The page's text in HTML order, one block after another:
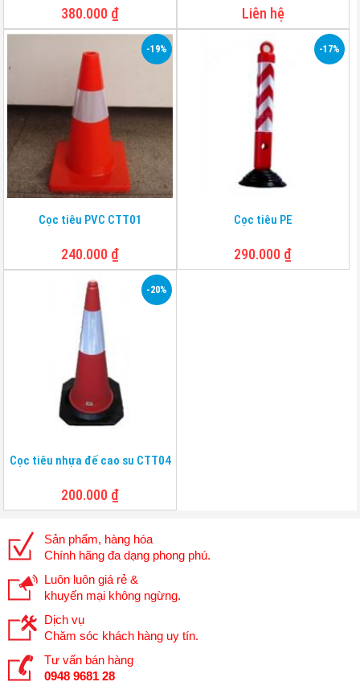
380.000 ₫ Liên hệ
-19%
Cọc tiêu PVC CTT01
240.000 ₫
-17%
Cọc tiêu PE
290.000 ₫
-20%
Cọc tiêu nhựa đế cao su CTT04
200.000 ₫
Sản phẩm, hàng hóa
Chính hãng đa dạng phong phú.
Luôn luôn giá rẻ &
khuyến mại không ngừng.
Dịch vụ
Chăm sóc khách hàng uy tín.
Tư vấn bán hàng
0948 9681 28